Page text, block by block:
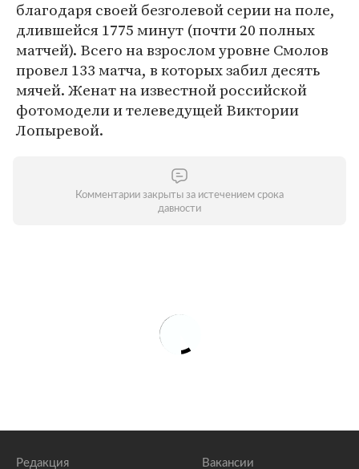
благодаря своей безголевой серии на поле,
длившейся 1775 минут (почти 20 полных
матчей). Всего на взрослом уровне Смолов
провел 133 матча, в которых забил десять
мячей. Женат на известной российской
фотомодели и телеведущей Виктории
Лопыревой.
Комментарии закрыты за истечением срока
давности
Редакция Вакансии